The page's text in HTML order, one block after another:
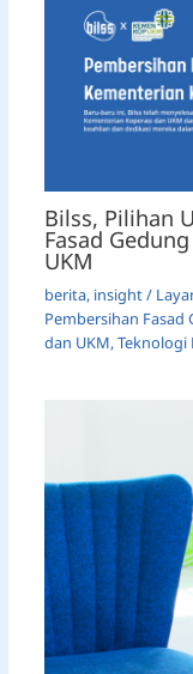
Bilss, Pilihan
Fasad
UKM
berita, insight/
Pembersihan Fasad
dan UKM,Teknologi